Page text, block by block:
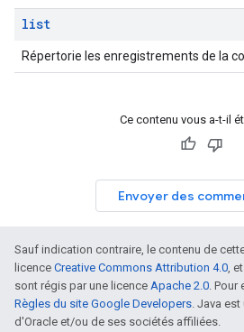
list
Répertorie les enregistrements de la
Ce contenu vous a-t-il
Envoyer des
Sauf indication contraire, le contenu de
licence Creative Commons Attribution 4.0,
sont régis par une licence Apache 2.0. Pour
Règles du site Google Developers. Java
d'Oracle et/ou de ses sociétés affiliées.